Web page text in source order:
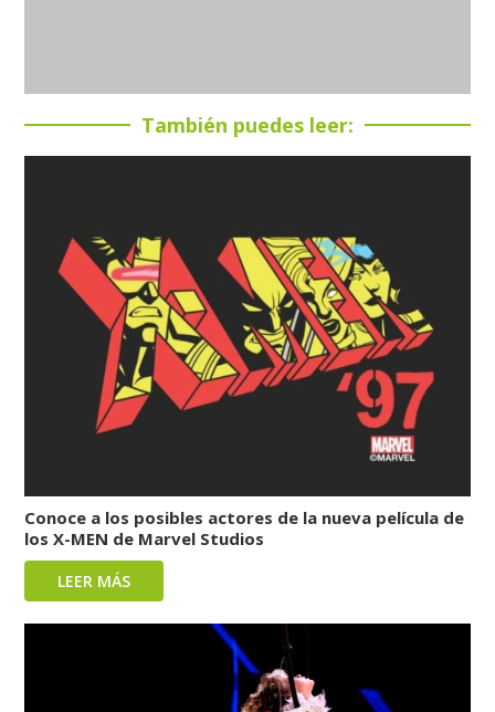
También puedes leer:
Conoce a los posibles actores de la nueva película de
los X-MEN de Marvel Studios
LEER MÁS